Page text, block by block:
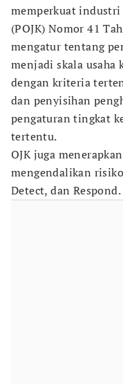
memperkuat industri
(POJK) Nomor 41
mengatur tentang
menjadi skala usaha
dengan kriteria
dan penyisihan
pengaturan tingkat
tertentu.
OJK juga
mengendalikan
Detect, dan Respond.